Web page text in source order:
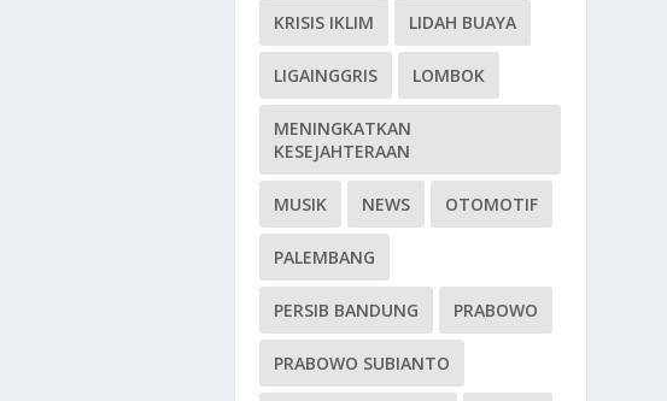
KRISIS IKLIM LIDAH BUAYA
LIGAINGGRIS LOMBOK
MENINGKATKAN
KESEJAHTERAAN
MUSIK NEWS OTOMOTIF
PALEMBANG
PERSIB BANDUNG PRABOWO
PRABOWO SUBIANTO